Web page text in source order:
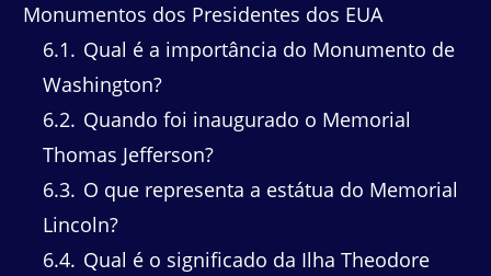
Monumentos dos Presidentes dos EUA
6.1
Qual é a importância do Monumento de
Washington?
6.2 Quando foi inaugurado o Memorial
Thomas Jefferson?
6.3 O que representa a estátua do Memorial
Lincoln?
6.4 Qual é o significado da Ilha Theodore